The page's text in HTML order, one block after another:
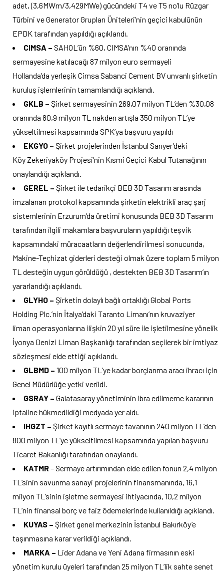
adet, (3,6MWm/3,429MWe) gücündeki T4 ve T5 no’lu Rüzgar
Türbini ve Generator Grupları Üniteleri’nin geçici kabulünün
EPDK tarafından yapıldığı açıklandı.
CIMSA – SAHOL’ün %60, CIMSA’nın %40 oranında
sermayesine katılacağı 87 milyon euro sermayeli
Hollanda’da yerleşik Cimsa Sabanci Cement BV unvanlı şirketin
kuruluş işlemlerinin tamamlandığı açıklandı.
GKLB – Şirket sermayesinin 269,07 milyon TL’den %30,08
oranında 80,9 milyon TL nakden artışla 350 milyon TL’ye
yükseltilmesi kapsamında SPK’ya başvuru yapıldı
EKGYO – Şirket projelerinden İstanbul Sarıyer’deki
Köy Zekeriyaköy Projesi’nin Kısmi Geçici Kabul Tutanağının
onaylandığı açıklandı.
GEREL – Şirket ile tedarikçi BEB 3D Tasarım arasında
imzalanan protokol kapsamında şirketin elektrikli araç şarj
sistemlerinin Erzurum’da üretimi konusunda BEB 3D Tasarım
tarafından ilgili makamlara başvuruların yapıldığı teşvik
kapsamındaki müracaatların değerlendirilmesi sonucunda,
Makine-Teçhizat giderleri desteği olmak üzere toplam 5 milyon
TL desteğin uygun görüldüğü , destekten BEB 3D Tasarım’ın
yararlandığı açıklandı.
GLYHO – Şirketin dolaylı bağlı ortaklığı Global Ports
Holding Plc.’nin İtalya’daki Taranto Limanı’nın kruvaziyer
liman operasyonlarına ilişkin 20 yıl süre ile işletilmesine yönelik
İyonya Denizi Liman Başkanlığı tarafından seçilerek bir imtiyaz
sözleşmesi elde ettiği açıklandı.
GLBMD – 100 milyon TL’ye kadar borçlanma aracı ihracı için
Genel Müdürlüğe yetki verildi.
GSRAY – Galatasaray yönetiminin ibra edilmeme kararının
iptaline hükmedildiği medyada yer aldı.
IHGZT – Şirket kayıtlı sermaye tavanının 240 milyon TL’den
800 milyon TL’ye yükseltilmesi kapsamında yapılan başvuru
Ticaret Bakanlığı tarafından onaylandı.
KATMR– Sermaye artırımından elde edilen fonun 2,4 milyon
TL’sinin savunma sanayi projelerinin finansmanında, 16,1
milyon TL’sinin işletme sermayesi ihtiyacında, 10,2 milyon
TL’nin finansal borç ve faiz ödemelerinde kullanıldığı açıklandı.
KUYAS – Şirket genel merkezinin İstanbul Bakırköy’e
taşınmasına karar verildiği açıklandı.
MARKA – Lider Adana ve Yeni Adana firmasının eski
yönetim kurulu üyeleri tarafından 25 milyon TL’lik sahte senet